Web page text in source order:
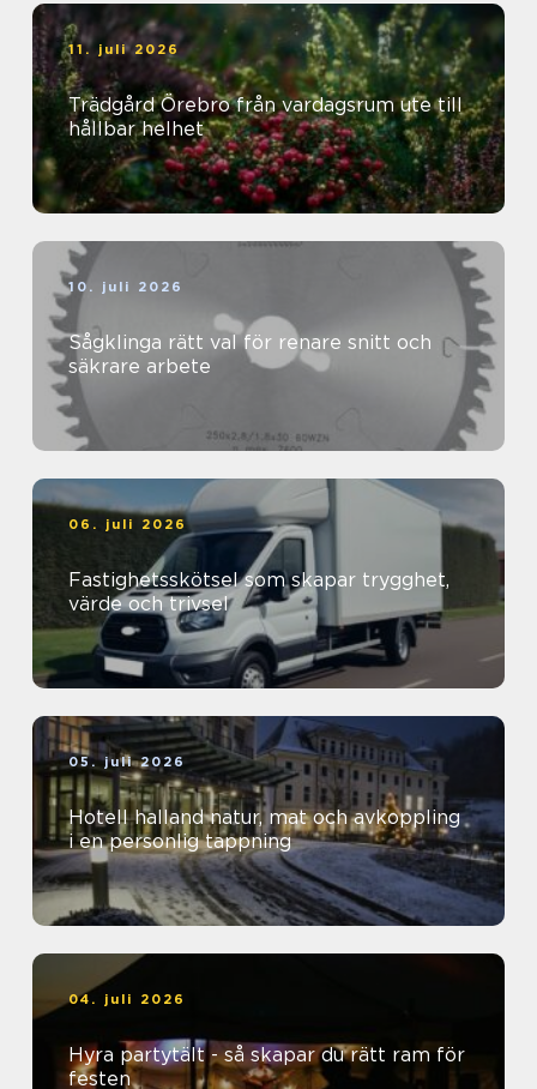
11. juli 2026
Trädgård Örebro från vardagsrum ute till
hållbar helhet
10. juli 2026
Sågklinga rätt val för renare snitt och
säkrare arbete
06. juli 2026
Fastighetsskötsel som skapar trygghet,
värde och trivsel
05. juli 2026
Hotell halland natur, mat och avkoppling
i en personlig tappning
04. juli 2026
Hyra partytält - så skapar du rätt ram för
festen